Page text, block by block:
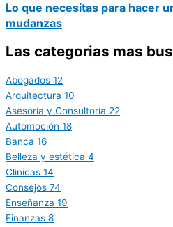
Lo que necesitas para hacer
mudanzas
Las categorias mas
Abogados 12
Arquitectura 10
Asesoría y Consultoría 22
Automoción 18
Banca 16
Belleza y estética 4
Clinicas 14
Consejos 74
Enseñanza 19
Finanzas 8